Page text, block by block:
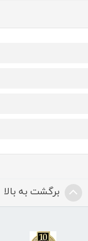
برگشت به بالا